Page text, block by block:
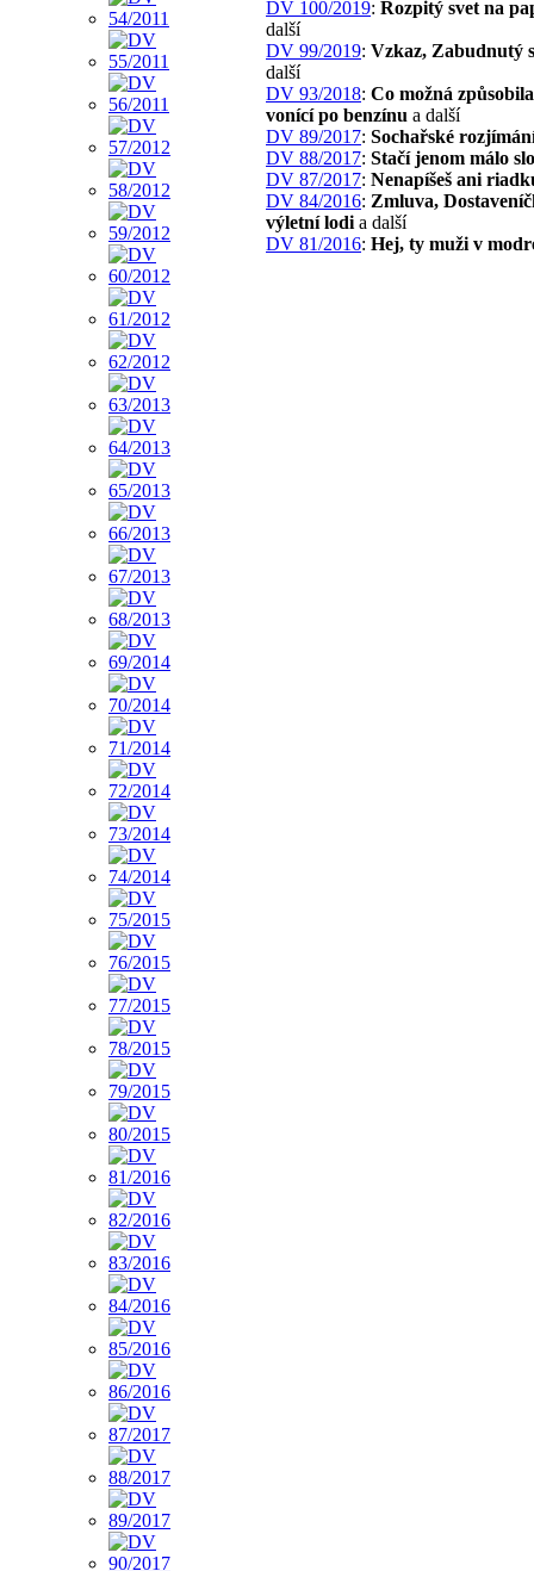
DV 100/2019: Rozpitý svet na
další
DV 99/2019: Vzkaz, Zabudnutý
další
DV 93/2018: Co možná
vonící po benzínu a další
DV 89/2017: Sochařské
DV 88/2017: Stačí jenom málo
DV 87/2017: Nenapíšeš ani
DV 84/2016: Zmluva,
výletní lodi a další
DV 81/2016: Hej, ty muži v